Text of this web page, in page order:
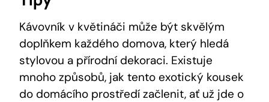
Kávovník v květináči může být skvělým
doplňkem každého domova, který hledá
stylovou a přírodní dekoraci. Existuje
mnoho způsobů, jak tento exotický kousek
do domácího prostředí začlenit, ať už jde o